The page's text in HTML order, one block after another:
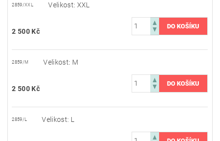
2859/XXL Velikost: XXL
2 500 Kč
2859/M Velikost: M
2 500 Kč
2859/L Velikost: L